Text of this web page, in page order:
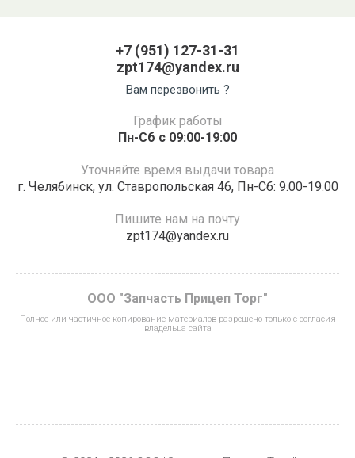
+7 (951) 127-31-31
zpt174@yandex.ru
Вам перезвонить ?
График работы
Пн-Сб с 09:00-19:00
Уточняйте время выдачи товара
г. Челябинск, ул. Ставропольская 46, Пн-Сб: 9.00-19.00
Пишите нам на почту
zpt174@yandex.ru
ООО "Запчасть Прицеп Торг"
Полное или частичное копирование материалов разрешено только с согласия
владельца сайта